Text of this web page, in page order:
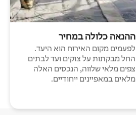
ההנאה כלולה במחיר
לפעמים מקום האירוח הוא היעד.
החל מבקתות על צוקים ועד לבתים
צפים מלאי שלווה, הנכסים האלה
מלאים במאפיינים ייחודיים.